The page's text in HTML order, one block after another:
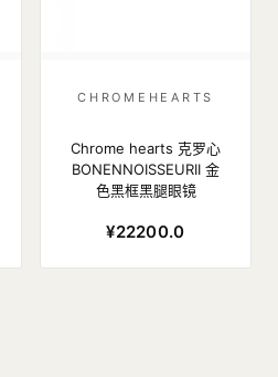
CHROMEHEARTS
Chrome hearts 克罗心
BONENNOISSEURII 金
色黑框黑腿眼镜
¥22200.0